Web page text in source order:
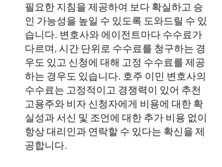
필요한 지침을 제공하여 보다 확실하고 승
인 가능성을 높일 수 있도록 도와드릴 수 있
습니다. 변호사와 에이전트마다 수수료가
다르며, 시간 단위로 수수료를 청구하는 경
우도 있고 신청에 대해 고정 수수료를 제공
하는 경우도 있습니다. 호주 이민 변호사의
수수료는 고정적이고 경쟁력이 있어 추천
고용주와 비자 신청자에게 비용에 대한 확
실성과 서신 및 조언에 대한 추가 비용 없이
항상 대리인과 연락할 수 있다는 확신을 제
공합니다.